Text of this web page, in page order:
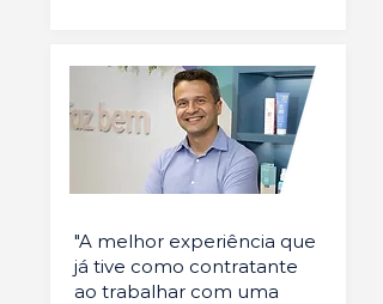
"A melhor experiência que
já tive como contratante
ao trabalhar com uma